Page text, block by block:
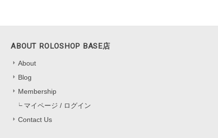
快適にお使いいただけると思います。
ABOUT ROLOSHOP BASE店
About
Blog
Membership
マイページ / ログイン
Contact Us